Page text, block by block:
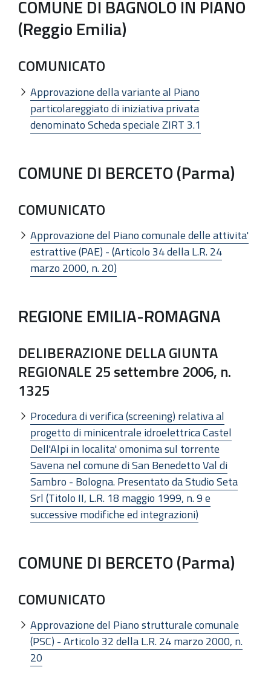
COMUNE DI BAGNOLO IN PIANO
(Reggio Emilia)
COMUNICATO
Approvazione della variante al Piano
particolareggiato di iniziativa privata
denominato Scheda speciale ZIRT 3.1
COMUNE DI BERCETO (Parma)
COMUNICATO
Approvazione del Piano comunale delle attivita'
estrattive (PAE) - (Articolo 34 della L.R. 24
marzo 2000, n. 20)
REGIONE EMILIA-ROMAGNA
DELIBERAZIONE DELLA GIUNTA
REGIONALE 25 settembre 2006, n.
1325
Procedura di verifica (screening) relativa al
progetto di minicentrale idroelettrica Castel
Dell'Alpi in localita' omonima sul torrente
Savena nel comune di San Benedetto Val di
Sambro - Bologna. Presentato da Studio Seta
Srl (Titolo II, L.R. 18 maggio 1999, n. 9 e
successive modifiche ed integrazioni)
COMUNE DI BERCETO (Parma)
COMUNICATO
Approvazione del Piano strutturale comunale
(PSC) - Articolo 32 della L.R. 24 marzo 2000, n.
20